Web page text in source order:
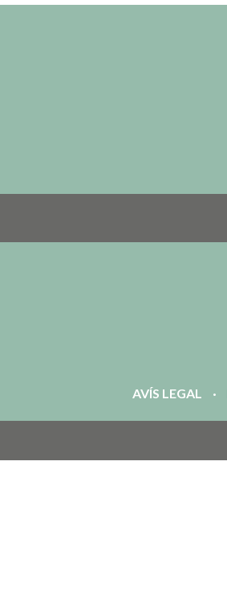
AVÍS LEGAL